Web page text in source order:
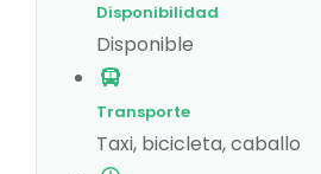
Disponibilidad
Disponible
Transporte
Taxi, bicicleta, caballo